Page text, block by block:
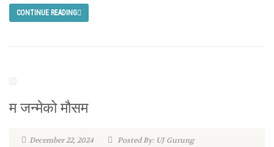
CONTINUE READING
म जन्मेको मौसम
December 22, 2024
Posted By: UJ Gurung